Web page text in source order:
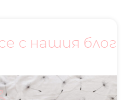
с нашия блог